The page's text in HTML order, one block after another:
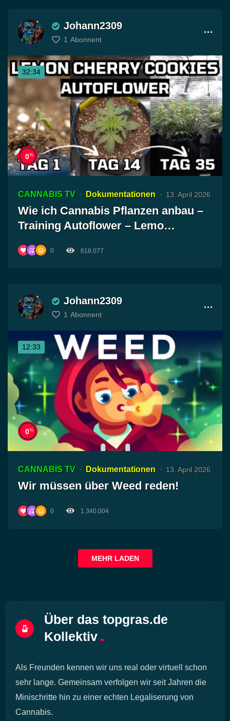
Johann2309
1 Abonnent
32:34
0%
CANNABIS TV Dokumentationen 13. April 2026
Wie ich Cannabis Pflanzen anbau –
Training Autoflower – Lemo…
0 618.077
Johann2309
1 Abonnent
12:33
0%
CANNABIS TV Dokumentationen 13. April 2026
Wir müssen über Weed reden!
0 1.340.004
MEHR LADEN
Über das topgras.de
Kollektiv
Als Freunden kennen wir uns real oder virtuell schon
sehr lange. Gemeinsam verfolgen wir seit Jahren die
Minischritte hin zu einer echten Legaliserung von
Cannabis.